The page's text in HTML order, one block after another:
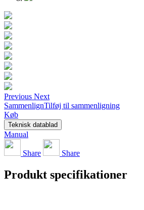
Previous Next
SammenlignTilføj til sammenligning
Køb
Teknisk datablad
Manual
Share Share
Produkt specifikationer